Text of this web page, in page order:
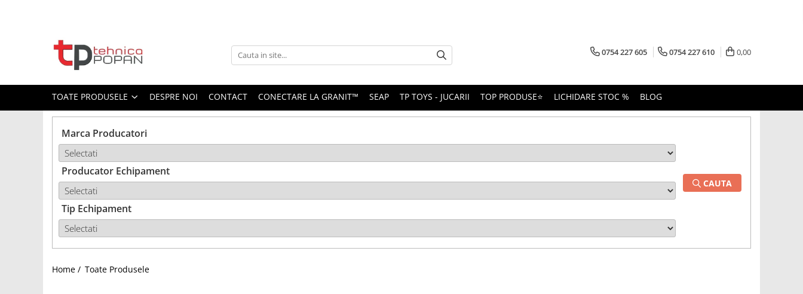
Toate Produsele
1.1. Cabina & Caroserie
1.1.2. Piese caroserie
1.1.3. Embleme & Abtibilduri
1.1.4. Climatizare si accesorii
Puncte si mecanism de ridicare
0754 227 605 0754 227 610 0,00
TOATE PRODUSELE DESPRE NOI CONTACT CONECTARE LA GRANIT™ SEAP TP TOYS - JUCARII TOP PRODUSE⭐ LICHIDARE STOC % BLOG
Marca Producatori
Producator Echipament
Tip Echipament
CAUTA
Home / Toate Produsele